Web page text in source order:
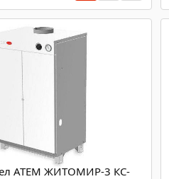
ATEM ЖИТОМИР-3 КС-